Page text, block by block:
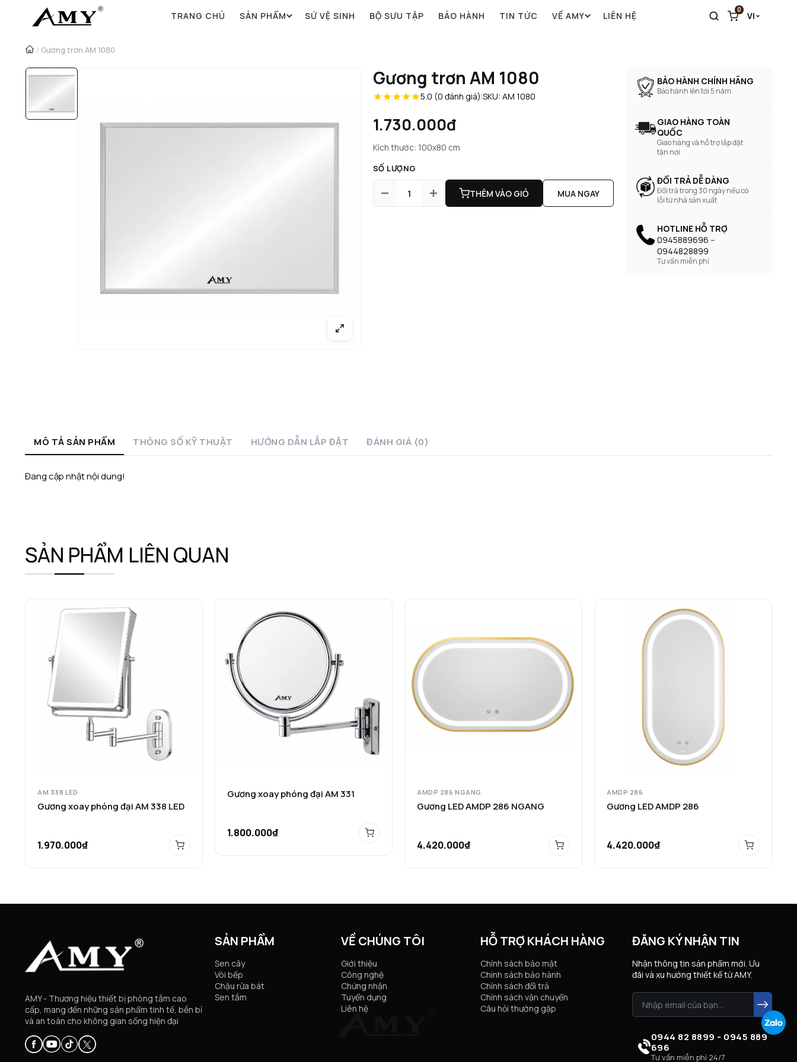
TRANG CHỦ SẢN PHẨM SỨ VỆ SINH BỘ SƯU TẬP BẢO HÀNH TIN TỨC VỀ AMY LIÊN HỆ
0
VI
/ Gương trơn AM 1080
Gương trơn AM 1080
5.0 (0 đánh giá)|SKU: AM 1080
1.730.000đ
Kích thước: 100x80 cm
SỐ LƯỢNG
THÊM VÀO GIỎ MUA NGAY
BẢO HÀNH CHÍNH HÃNG
Bảo hành lên tới 5 năm
GIAO HÀNG TOÀN
QUỐC
Giao hàng và hỗ trợ lắp đặt
tận nơi
ĐỔI TRẢ DỄ DÀNG
Đổi trả trong 30 ngày nếu có
lỗi từ nhà sản xuất
HOTLINE HỖ TRỢ
0945889696 --
0944828899
Tư vấn miễn phí
MÔ TẢ SẢN PHẨM THÔNG SỐ KỸ THUẬT HƯỚNG DẪN LẮP ĐẶT ĐÁNH GIÁ (0)
Đang cập nhật nội dung!
SẢN PHẨM LIÊN QUAN
AM 338 LED
Gương xoay phóng đại AM 338 LED
1.970.000₫
Gương xoay phóng đại AM 331
1.800.000₫
AMDP 286 NGANG
Gương LED AMDP 286 NGANG
4.420.000₫
AMDP 286
Gương LED AMDP 286
4.420.000₫
AMY - Thương hiệu thiết bị phòng tắm cao
cấp, mang đến những sản phẩm tinh tế, bền bỉ
và an toàn cho không gian sống hiện đại
SẢN PHẨM
Sen cây
Vòi bếp
Chậu rửa bát
Sen tắm
VỀ CHÚNG TÔI
Giới thiệu
Công nghệ
Chứng nhận
Tuyển dụng
Liên hệ
HỖ TRỢ KHÁCH HÀNG
Chính sách bảo mật
Chính sách bảo hành
Chính sách đổi trả
Chính sách vận chuyển
Câu hỏi thường gặp
ĐĂNG KÝ NHẬN TIN
Nhận thông tin sản phẩm mới. Ưu
đãi và xu hướng thiết kế từ AMY.
0944 82 8899 - 0945 889
696
Tư vấn miễn phí 24/7